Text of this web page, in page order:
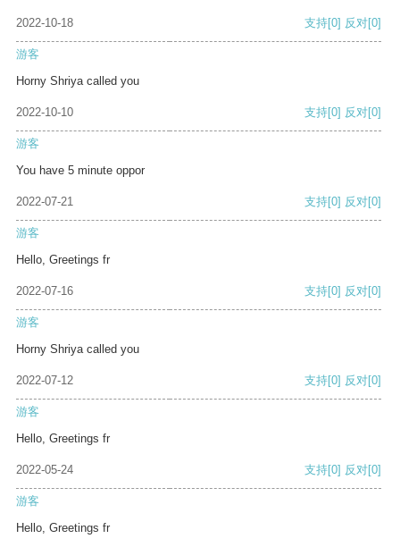
2022-10-18 支持[0] 反对[0]
游客
Horny Shriya called you
2022-10-10 支持[0] 反对[0]
游客
You have 5 minute oppor
2022-07-21 支持[0] 反对[0]
游客
Hello, Greetings fr
2022-07-16 支持[0] 反对[0]
游客
Horny Shriya called you
2022-07-12 支持[0] 反对[0]
游客
Hello, Greetings fr
2022-05-24 支持[0] 反对[0]
游客
Hello, Greetings fr